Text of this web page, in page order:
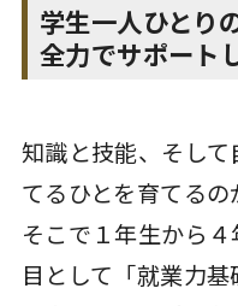
学生一人ひとり
全力でサポート
知識と技能、そし
てるひとを育てるの
そこで１年生から
目として「就業力